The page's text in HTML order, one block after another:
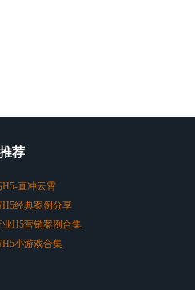
荐
H5-直冲云霄
H5经典案例分享
业H5营销案例合集
H5小游戏合集